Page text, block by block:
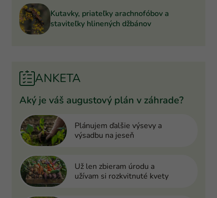
Kutavky, priateľky arachnofóbov a
staviteľky hlinených džbánov
ANKETA
Aký je váš augustový plán v záhrade?
Plánujem ďalšie výsevy a
výsadbu na jeseň
Už len zbieram úrodu a
užívam si rozkvitnuté kvety